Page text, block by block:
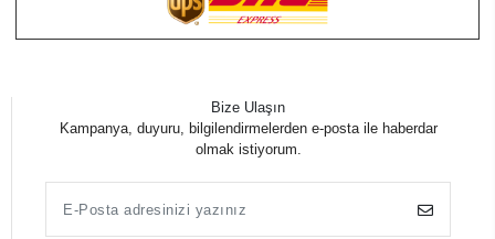
Bize Ulaşın
Kampanya, duyuru, bilgilendirmelerden e-posta ile haberdar
olmak istiyorum.